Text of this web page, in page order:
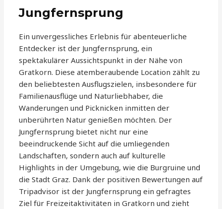
Jungfernsprung
Ein unvergessliches Erlebnis für abenteuerliche
Entdecker ist der Jungfernsprung, ein
spektakulärer Aussichtspunkt in der Nähe von
Gratkorn. Diese atemberaubende Location zählt zu
den beliebtesten Ausflugszielen, insbesondere für
Familienausflüge und Naturliebhaber, die
Wanderungen und Picknicken inmitten der
unberührten Natur genießen möchten. Der
Jungfernsprung bietet nicht nur eine
beeindruckende Sicht auf die umliegenden
Landschaften, sondern auch auf kulturelle
Highlights in der Umgebung, wie die Burgruine und
die Stadt Graz. Dank der positiven Bewertungen auf
Tripadvisor ist der Jungfernsprung ein gefragtes
Ziel für Freizeitaktivitäten in Gratkorn und zieht